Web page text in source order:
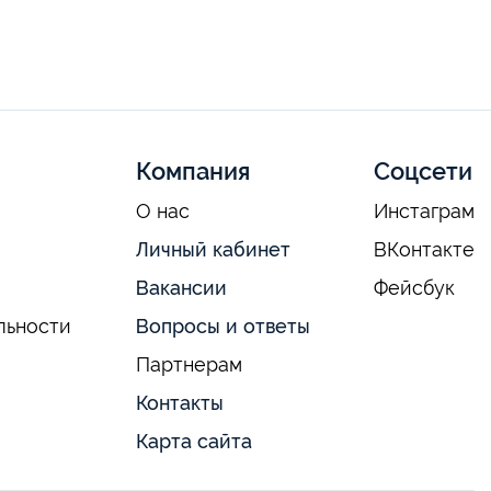
Компания
О нас
Личный кабинет
Вакансии
Вопросы и ответы
Партнерам
Контакты
Карта сайта
Соцсети
Инстаграм
ВКонтакте
Фейсбук